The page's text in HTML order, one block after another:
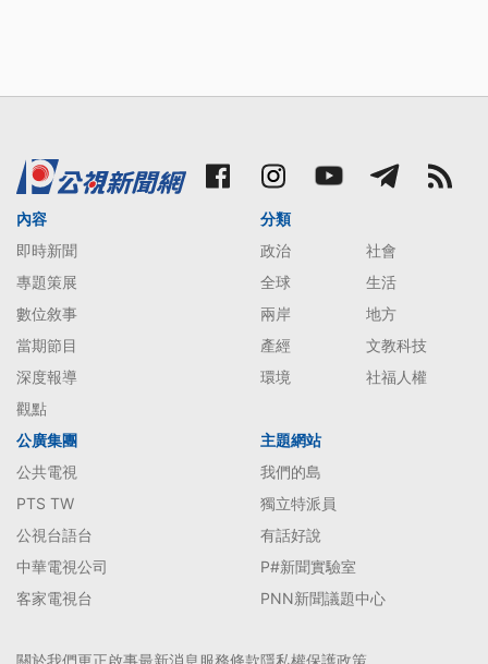
內容
即時新聞
專題策展
數位敘事
當期節目
深度報導
觀點
分類
政治
社會
全球
生活
兩岸
地方
產經
文教科技
環境
社福人權
公廣集團
公共電視
PTS TW
公視台語台
中華電視公司
客家電視台
主題網站
我們的島
獨立特派員
有話好說
P#新聞實驗室
PNN新聞議題中心
關於我們更正啟事最新消息 服務條款隱私權保護政策